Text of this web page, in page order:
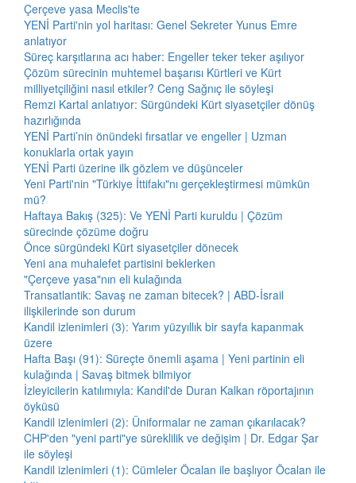
Çerçeve yasa Meclis'te
YENİ Parti'nin yol haritası: Genel Sekreter Yunus Emre
anlatıyor
Süreç karşıtlarına acı haber: Engeller teker teker aşılıyor
Çözüm sürecinin muhtemel başarısı Kürtleri ve Kürt
milliyetçiliğini nasıl etkiler? Ceng Sağnıç ile söyleşi
Remzi Kartal anlatıyor: Sürgündeki Kürt siyasetçiler dönüş
hazırlığında
YENİ Parti’nin önündeki fırsatlar ve engeller | Uzman
konuklarla ortak yayın
YENİ Parti üzerine ilk gözlem ve düşünceler
Yeni Parti'nin "Türkiye İttifakı"nı gerçekleştirmesi mümkün
mü?
Haftaya Bakış (325): Ve YENİ Parti kuruldu | Çözüm
sürecinde çözüme doğru
Önce sürgündeki Kürt siyasetçiler dönecek
Yeni ana muhalefet partisini beklerken
"Çerçeve yasa"nın eli kulağında
Transatlantik: Savaş ne zaman bitecek? | ABD-İsrail
ilişkilerinde son durum
Kandil izlenimleri (3): Yarım yüzyıllık bir sayfa kapanmak
üzere
Hafta Başı (91): Süreçte önemli aşama | Yeni partinin eli
kulağında | Savaş bitmek bilmiyor
İzleyicilerin katılımıyla: Kandil'de Duran Kalkan röportajının
öyküsü
Kandil izlenimleri (2): Üniformalar ne zaman çıkarılacak?
CHP'den "yeni parti"ye süreklilik ve değişim | Dr. Edgar Şar
ile söyleşi
Kandil izlenimleri (1): Cümleler Öcalan ile başlıyor Öcalan ile